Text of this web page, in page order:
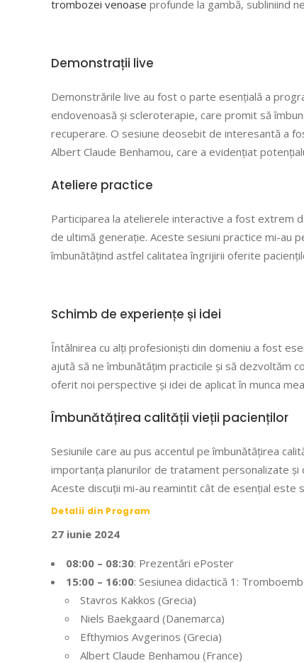
trombozei venoase profunde la gambă, subliniind
Demonstrații live
Demonstrările live au fost o parte esențială a
endovenoasă și scleroterapie, care promit să
recuperare. O sesiune deosebit de interesantă a
Albert Claude Benhamou, care a evidențiat
Ateliere practice
Participarea la atelierele interactive a fost extrem
de ultimă generație. Aceste sesiuni practice mi-au
îmbunătățind astfel calitatea îngrijirii oferite
Schimb de experiențe și idei
Întâlnirea cu alți profesioniști din domeniu a fost
ajută să ne îmbunătățim practicile și să dezvoltăm
oferit noi perspective și idei de aplicat în munca
Îmbunătățirea calității vieții pacienților
Sesiunile care au pus accentul pe îmbunătățirea
importanța planurilor de tratament personalizate
Aceste discuții mi-au reamintit cât de esențial este
Detalii din Program
27 iunie 2024
08:00 – 08:30: Prezentări ePoster
15:00 – 16:00: Sesiunea didactică 1:
Stavros Kakkos (Grecia)
Niels Baekgaard (Danemarca)
Efthymios Avgerinos (Grecia)
Albert Claude Benhamou (France)